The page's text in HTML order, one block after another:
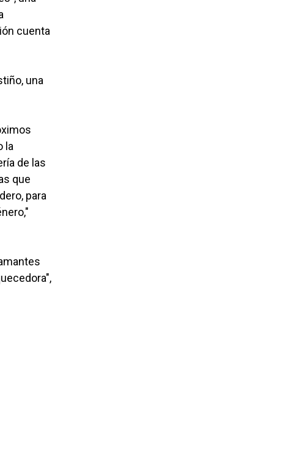
cuenta
una
la
de las
que
para